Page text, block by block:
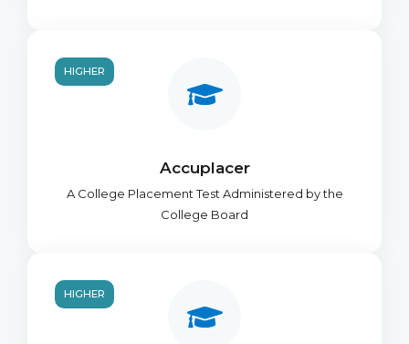
Accuplacer
A College Placement Test Administered by the
College Board
HIGHER
HIGHER